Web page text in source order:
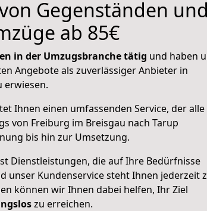
Gegenständen und
ab 85€
in der Umzugsbranche tätig und haben
Angebote als zuverlässiger Anbieter in
erwiesen.
Ihnen einen umfassenden Service, der alle
von Freiburg im Breisgau nach Tarup
bis hin zur Umsetzung.
Dienstleistungen, die auf Ihre Bedürfnisse
unser Kundenservice steht Ihnen jederzeit
können wir Ihnen dabei helfen, Ihr Ziel
zu erreichen.